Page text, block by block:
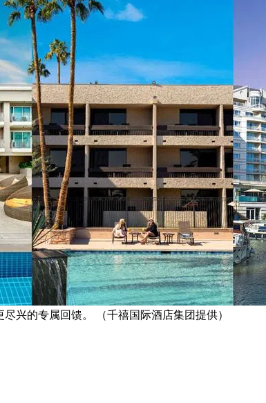
兴的专属回馈。 （千禧国际酒店集团提供）